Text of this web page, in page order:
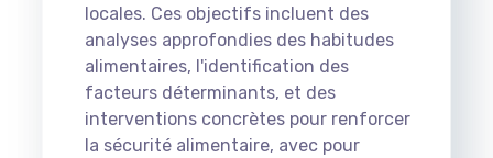
locales. Ces objectifs incluent des
analyses approfondies des habitudes
alimentaires, l'identification des
facteurs déterminants, et des
interventions concrètes pour renforcer
la sécurité alimentaire, avec pour